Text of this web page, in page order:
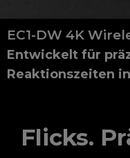
EC1-DW 4K
Entwickelt für
Reaktionszeiten
Flicks.